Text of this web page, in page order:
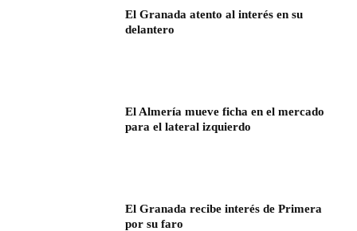
El Granada atento al interés en su
delantero
El Almería mueve ficha en el mercado
para el lateral izquierdo
El Granada recibe interés de Primera
por su faro